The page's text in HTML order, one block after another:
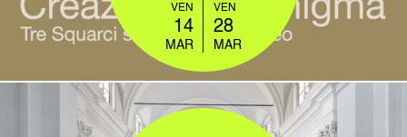
VEN
14
MAR
VEN
28
MAR